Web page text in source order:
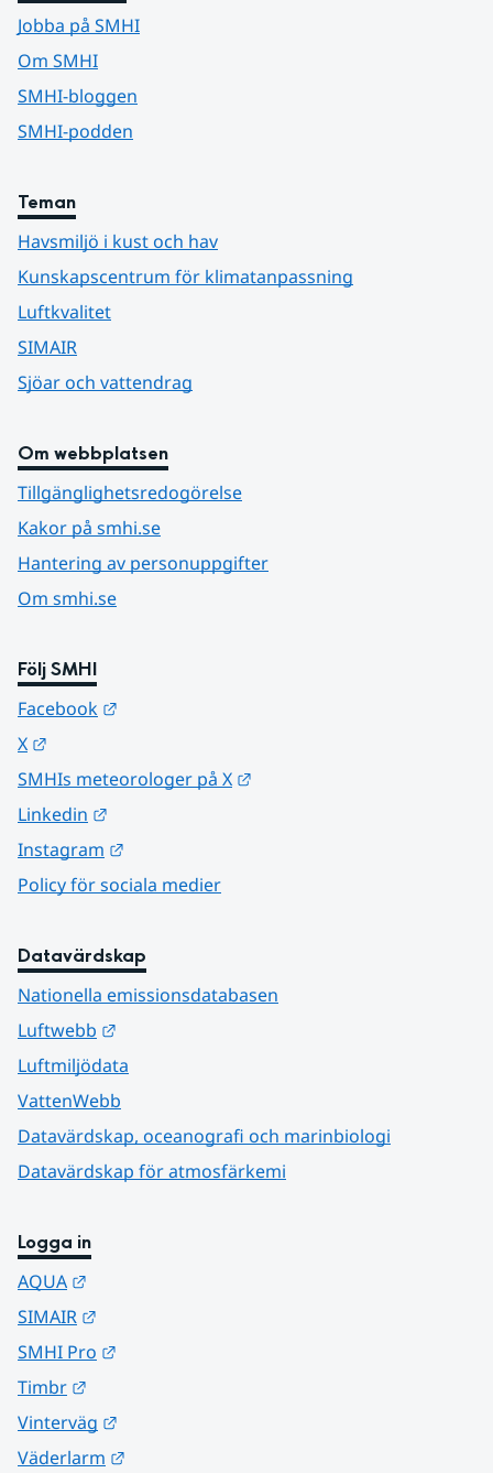
Jobba på SMHI
Om SMHI
SMHI-bloggen
SMHI-podden
Teman
Havsmiljö i kust och hav
Kunskapscentrum för klimatanpassning
Luftkvalitet
SIMAIR
Sjöar och vattendrag
Om webbplatsen
Tillgänglighetsredogörelse
Kakor på smhi.se
Hantering av personuppgifter
Om smhi.se
Följ SMHI
Facebook
X
SMHIs meteorologer på X
Linkedin
Instagram
Policy för sociala medier
Datavärdskap
Nationella emissionsdatabasen
Luftwebb
Luftmiljödata
VattenWebb
Datavärdskap, oceanografi och marinbiologi
Datavärdskap för atmosfärkemi
Logga in
AQUA
SIMAIR
SMHI Pro
Timbr
Vinterväg
Väderlarm